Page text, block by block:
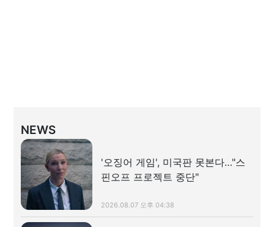
NEWS
'오징어 게임', 미국판 못본다…"스
핀오프 프로젝트 중단"
2026.08.07 오후 04:38